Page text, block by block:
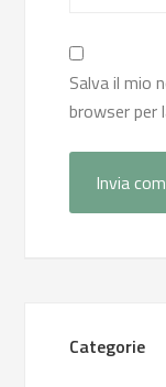
Salva il mio
browser per
Categorie